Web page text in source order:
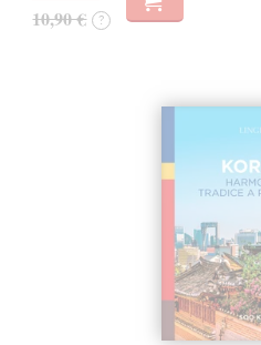
10,90 € ?